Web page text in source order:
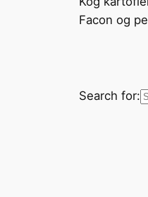
Facon og
Search for: